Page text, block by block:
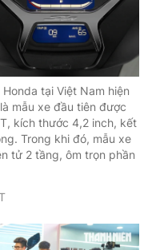
tại Việt Nam hiện
mẫu xe đầu tiên được
kích thước 4,2 inch, kết
Trong khi đó, mẫu xe
tử 2 tầng, ôm trọn phần